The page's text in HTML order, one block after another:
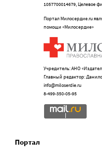
1057700014679, Целевое
Портал Милосердие.ru
помощи «Милосердие»
Учредитель: АНО
Главный редактор:
info@miloserdie.ru
8-499-350-05-95
Портал